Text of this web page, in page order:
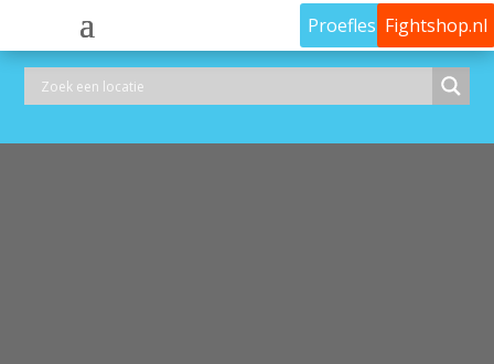
Proefles Fightshop.nl